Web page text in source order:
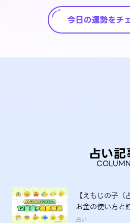
占い記
COLUMN
【えもじの子
お金の使い方と
底解説
占い